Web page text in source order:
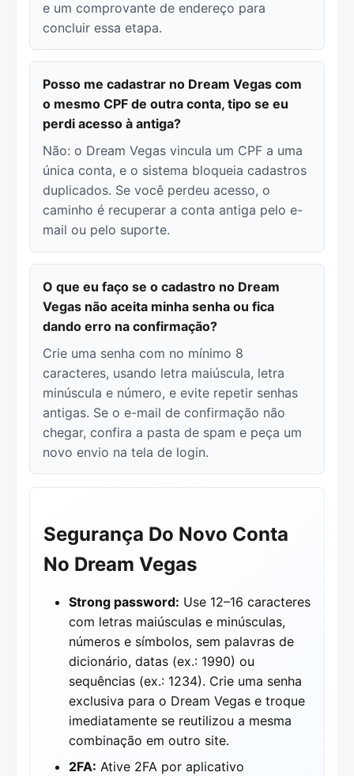
e um comprovante de endereço para
concluir essa etapa.
Posso me cadastrar no Dream Vegas com
o mesmo CPF de outra conta, tipo se eu
perdi acesso à antiga?
Não: o Dream Vegas vincula um CPF a uma
única conta, e o sistema bloqueia cadastros
duplicados. Se você perdeu acesso, o
caminho é recuperar a conta antiga pelo e-
mail ou pelo suporte.
O que eu faço se o cadastro no Dream
Vegas não aceita minha senha ou fica
dando erro na confirmação?
Crie uma senha com no mínimo 8
caracteres, usando letra maiúscula, letra
minúscula e número, e evite repetir senhas
antigas. Se o e-mail de confirmação não
chegar, confira a pasta de spam e peça um
novo envio na tela de login.
Segurança Do Novo Conta
No Dream Vegas
Strong password: Use 12–16 caracteres
com letras maiúsculas e minúsculas,
números e símbolos, sem palavras de
dicionário, datas (ex.: 1990) ou
sequências (ex.: 1234). Crie uma senha
exclusiva para o Dream Vegas e troque
imediatamente se reutilizou a mesma
combinação em outro site.
2FA: Ative 2FA por aplicativo